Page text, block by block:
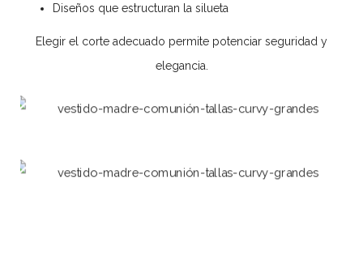
Diseños que estructuran la silueta
Elegir el corte adecuado permite potenciar seguridad y
elegancia.